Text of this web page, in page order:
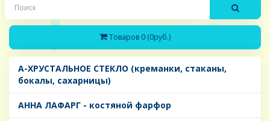
Товаров 0 (0руб.)
A-ХРУСТАЛЬНОЕ СТЕКЛО (креманки, стаканы,
бокалы, сахарницы)
AHHA ЛАФАРГ - костяной фарфор